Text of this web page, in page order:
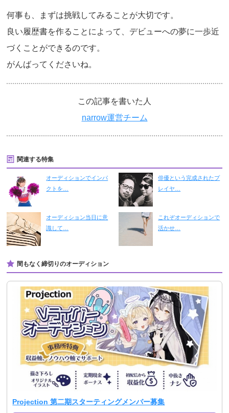
何事も、まずは挑戦してみることが大切です。
良い履歴書を作ることによって、デビューへの夢に一歩近
づくことができるのです。
がんばってくださいね。
この記事を書いた人
narrow運営チーム
関連する特集
オーディションでインパ
クトを…
俳優という完成されたプ
レイヤ…
オーディション当日に意
識して…
これぞオーディションで
活かせ…
間もなく締切りのオーディション
Projection 第二期スターティングメンバー募集